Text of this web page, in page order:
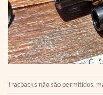
Tracbacks não são permitidos,